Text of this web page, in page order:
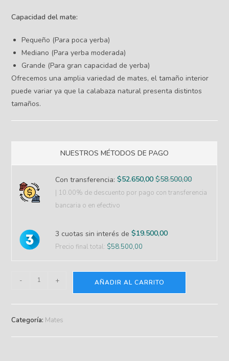
Capacidad del mate:
Pequeño (Para poca yerba)
Mediano (Para yerba moderada)
Grande (Para gran capacidad de yerba)
Ofrecemos una amplia variedad de mates, el tamaño interior
puede variar ya que la calabaza natural presenta distintos
tamaños.
NUESTROS MÉTODOS DE PAGO
Con transferencia:$52.650,00 $58.500,00
| 10.00% de descuento por pago con transferencia
bancaria o en efectivo
3 cuotas sin interés de$19.500,00
Precio final total: $58.500,00
- + AÑADIR AL CARRITO
Categoría: Mates